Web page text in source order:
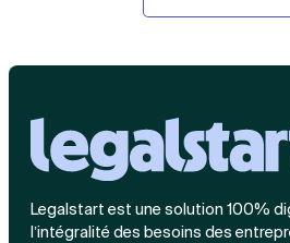
Legalstart est une solution 100%
l’intégralité des besoins des